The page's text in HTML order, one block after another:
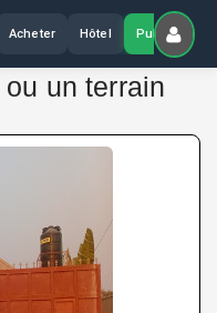
Acheter Hôtel Publier
un terrain